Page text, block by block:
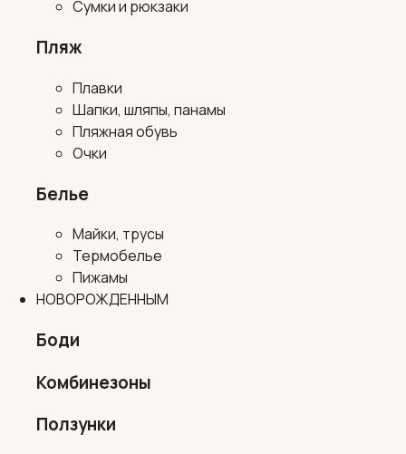
Сумки и рюкзаки
Пляж
Плавки
Шапки, шляпы, панамы
Пляжная обувь
Очки
Белье
Майки, трусы
Термобелье
Пижамы
НОВОРОЖДЕННЫМ
Боди
Комбинезоны
Ползунки